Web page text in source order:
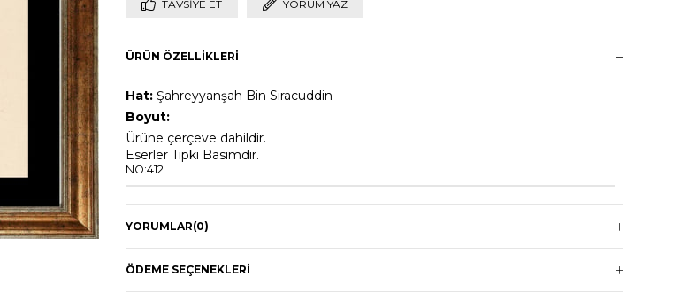
TAVSIYE ET YORUM YAZ
ÜRÜN ÖZELLIKLERI
Hat: Şahreyyanşah Bin Siracuddin
Boyut:
Ürüne çerçeve dahildir.
Eserler Tıpkı Basımdır.
NO:412
YORUMLAR(0)
ÖDEME SEÇENEKLERI